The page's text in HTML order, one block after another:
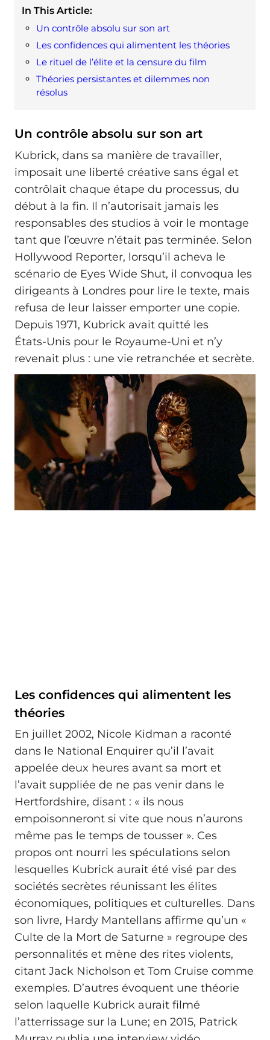
In This Article:
Un contrôle absolu sur son art
Les confidences qui alimentent les théories
Le rituel de l’élite et la censure du film
Théories persistantes et dilemmes non
résolus
Un contrôle absolu sur son art
Kubrick, dans sa manière de travailler,
imposait une liberté créative sans égal et
contrôlait chaque étape du processus, du
début à la fin. Il n’autorisait jamais les
responsables des studios à voir le montage
tant que l’œuvre n’était pas terminée. Selon
Hollywood Reporter, lorsqu’il acheva le
scénario de Eyes Wide Shut, il convoqua les
dirigeants à Londres pour lire le texte, mais
refusa de leur laisser emporter une copie.
Depuis 1971, Kubrick avait quitté les
États‑Unis pour le Royaume‑Uni et n’y
revenait plus : une vie retranchée et secrète.
Les confidences qui alimentent les
théories
En juillet 2002, Nicole Kidman a raconté
dans le National Enquirer qu’il l’avait
appelée deux heures avant sa mort et
l’avait suppliée de ne pas venir dans le
Hertfordshire, disant : « ils nous
empoisonneront si vite que nous n’aurons
même pas le temps de tousser ». Ces
propos ont nourri les spéculations selon
lesquelles Kubrick aurait été visé par des
sociétés secrètes réunissant les élites
économiques, politiques et culturelles. Dans
son livre, Hardy Mantellans affirme qu’un «
Culte de la Mort de Saturne » regroupe des
personnalités et mène des rites violents,
citant Jack Nicholson et Tom Cruise comme
exemples. D’autres évoquent une théorie
selon laquelle Kubrick aurait filmé
l’atterrissage sur la Lune; en 2015, Patrick